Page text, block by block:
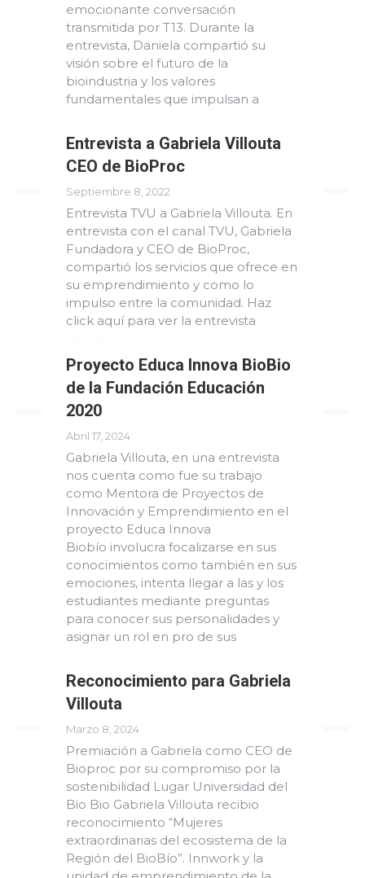
emocionante conversación
transmitida por T13. Durante la
entrevista, Daniela compartió su
visión sobre el futuro de la
bioindustria y los valores
fundamentales que impulsan a
Read more
Entrevista a Gabriela Villouta
CEO de BioProc
Septiembre 8, 2022
Entrevista TVU a Gabriela Villouta. En
entrevista con el canal TVU, Gabriela
Fundadora y CEO de BioProc,
compartió los servicios que ofrece en
su emprendimiento y como lo
impulso entre la comunidad. Haz
click aquí para ver la entrevista
Read more
Proyecto Educa Innova BioBio
de la Fundación Educación
2020
Abril 17, 2024
Gabriela Villouta, en una entrevista
nos cuenta como fue su trabajo
como Mentora de Proyectos de
Innovación y Emprendimiento en el
proyecto Educa Innova
Biobío involucra focalizarse en sus
conocimientos como también en sus
emociones, intenta llegar a las y los
estudiantes mediante preguntas
para conocer sus personalidades y
asignar un rol en pro de sus
Read more
Reconocimiento para Gabriela
Villouta
Marzo 8, 2024
Premiación a Gabriela como CEO de
Bioproc por su compromiso por la
sostenibilidad Lugar Universidad del
Bio Bio Gabriela Villouta recibio
reconocimiento “Mujeres
extraordinarias del ecosistema de la
Región del BioBío”. Innwork y la